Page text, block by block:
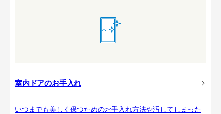
室内ドアのお手入れ
いつまでも美しく保つためのお手入れ方法や汚してしまった